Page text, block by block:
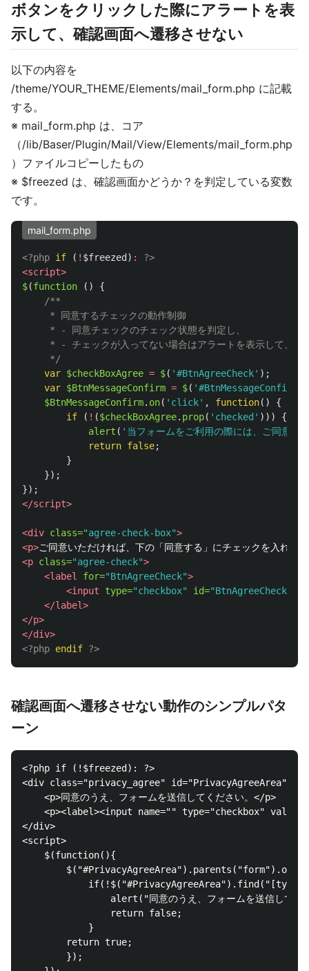
ボタンをクリックした際にアラートを表
示して、確認画面へ遷移させない
以下の内容を
/theme/YOUR_THEME/Elements/mail_form.php に記載
する。
※ mail_form.php は、コア
（/lib/Baser/Plugin/Mail/View/Elements/mail_form.php
）ファイルコピーしたもの
※ $freezed は、確認画面かどうか？を判定している変数
です。
mail_form.php
<?php if ( ! $freezed ) :
?>
<script>
$(function ()
{
/**
	 */
var $checkBoxAgree = $( '#BtnAgreeCheck' );
var $BtnMessageConfirm = $( '#BtnMessageConfirm
$BtnMessageConfirm. on( ' click' , function()
{
if
( ! ($checkBoxAgree. prop( ' checked ' )))
{
alert ( ' 当フォームをご利用の際には、ご同意い
return false;
}
});
});
</script>
<div class="agree-check-box">
<p>ご同意いただければ、下の「同意する」にチェックを入れて
<p class="agree-check">
<label
for="BtnAgreeCheck">
<input
type="checkbox" id="BtnAgreeCheck"
</label>
</p>
</div>
<?php endif ?>
確認画面へ遷移させない動作のシンプルパタ
ーン
<?php if (!$freezed): ?>
<div class="privacy_agree" id="PrivacyAgreeArea">
    <p>同意のうえ、フォームを送信してください。</p>
<p><label><input name="" type="checkbox"
</div>
<script>
    $(function(){
alert("同意のうえ、フォームを送信してく
                return false;
            }
        return true;
        });